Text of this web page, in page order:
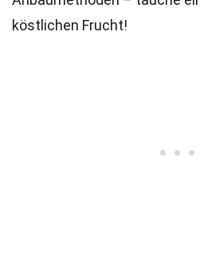
köstlichen Frucht!